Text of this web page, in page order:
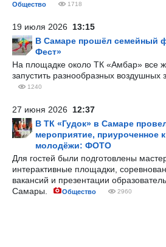
Общество 1718
19 июля 2026 13:15
В Самаре прошёл семейный
Фест»
На площадке около ТК «Амбар» все
запустить разнообразных воздушных
1240
27 июня 2026 12:37
В ТК «Гудок» в Самаре
мероприятие, приуроченное
молодёжи: ФОТО
Для гостей были подготовлены
интерактивные площадки,
вакансий и презентации
Самары.
Общество 2960